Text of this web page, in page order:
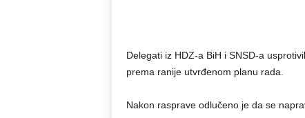
Delegati iz HDZ-a BiH i SNSD-a
prema ranije utvrđenom planu rada.
Nakon rasprave odlučeno je da se